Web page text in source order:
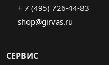
+ 7 (495) 726-44-83
shop@girvas.ru
СЕРВИС